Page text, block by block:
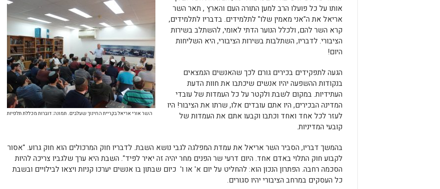
השר אורי אריאל בקריית החינוך שעלבים. תמונה: דוברות מכללת תלפיות
אותו על כל פועלו הרב למען התורה העם והארץ , תאר השר
אריאל את ה"אני מאמין שלו" לתלמידים. בדבריו לתלמידים,
קרא השר להם, ולכלל הנוער הדתי לאומי, להשתלב בשירות
הציבורי. לדבריו, השתלבות בשירות הציבורי, היא השליחות
היום!
הגעה לתפקידים בכירים גורם לכך שהאנשים הנמצאים
בנקודות ההשפעה יהיו אנשים שיכתבו את חוות הדעת
העתידיות. במקום לשבת ולקטר על כל העמדות של עובדי
המדינה הבכירים, היו אתם עובדים אלו, שרתו את הציבור! היו
לעזר לכל אחד ואחד וכתבו וקבעו אתם את העמדות של
קובעי המדיניות.
בהמשך דבריו, הסביר השר אריאל את עמדת המפלגה לגבי נושא השבת. לדבריו חוק המרכולים הוא חוק גרוע. "אסור
לקבוע חוק התלוי באדם אחד. היום דרעי שר הפנים מחר יהיה זה יאיר לפיד". השבת היא ערך שלגביו צריכה להיות
הסכמה רחבה. הפתרון הנכון הוא: להחליט על יום א' או ו' כיום שבתון בו אנשים יערכו קניות ויצאו לבילויים ובשבת
כל העסקים במרחב הציבורי יהיו סגורים.